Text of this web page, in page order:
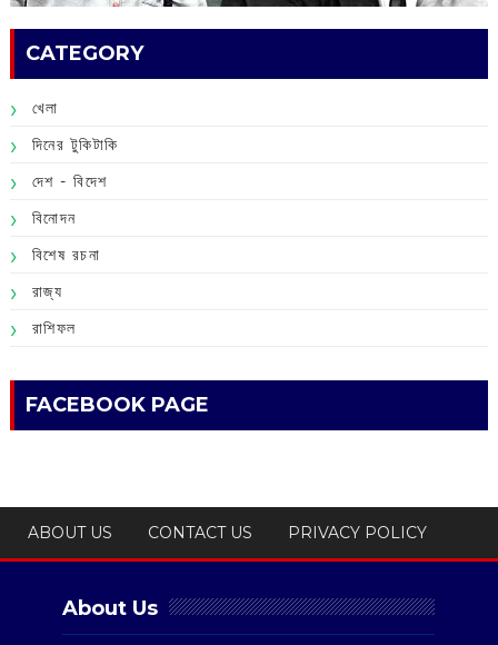
CATEGORY
খেলা
দিনের টুকিটাকি
দেশ - বিদেশ
বিনোদন
বিশেষ রচনা
রাজ্য
রাশিফল
FACEBOOK PAGE
ABOUT US CONTACT US PRIVACY POLICY
About Us